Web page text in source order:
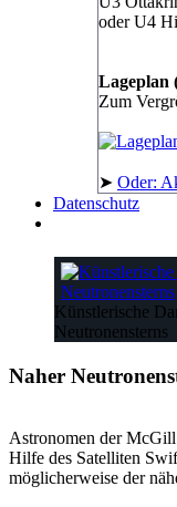
oder U4
Lageplan
Zum
➤ Oder:
Datenschutz
Künstlerische
Neutronensterns
Naher
Astronomen der
Hilfe des Satelliten
möglicherweise der